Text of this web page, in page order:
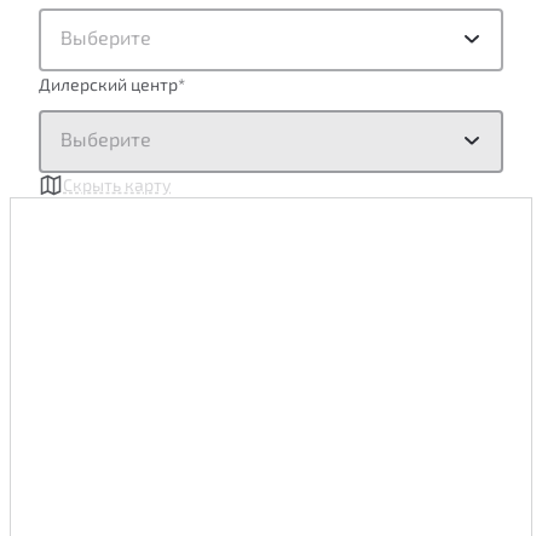
Выберите
Дилерский центр*
Выберите
Скрыть карту